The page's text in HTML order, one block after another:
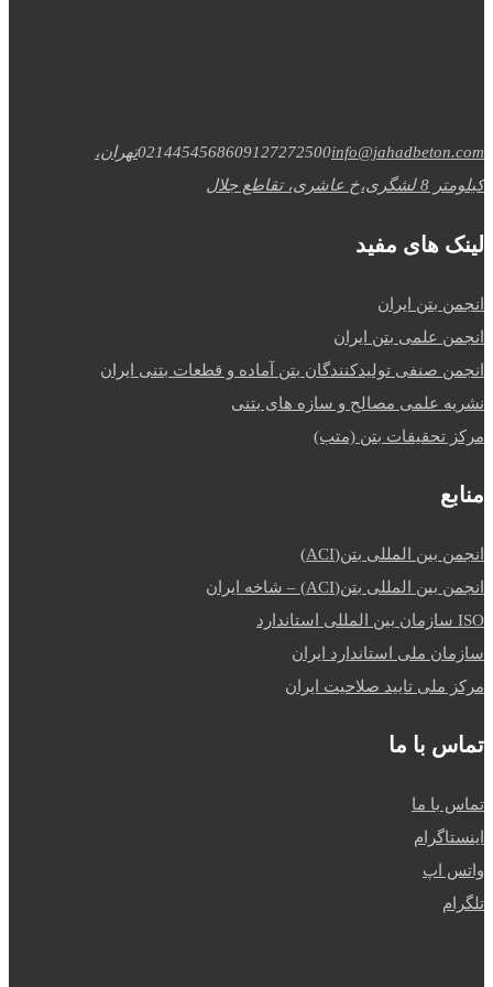
0214454568609127272500info@jahadbeton.com
تهران،
کیلومتر 8 لشگری،خ عاشری، تقاطع جلال
لینک های مفید
انجمن بتن ایران
انجمن علمی بتن ایران
انجمن صنفی تولیدکنندگان بتن آماده و قطعات بتنی ایران
نشریه علمی مصالح و سازه های بتنی
مرکز تحقیقات بتن (متب)
منابع
انجمن بین المللی بتن(ACI)
انجمن بین المللی بتن(ACI) – شاخه ایران
ISO سازمان بین المللی استاندارد
سازمان ملی استاندارد ایران
مرکز ملی تایید صلاحیت ایران
تماس با ما
تماس با ما
اینستاگرام
واتس اپ
تلگرام